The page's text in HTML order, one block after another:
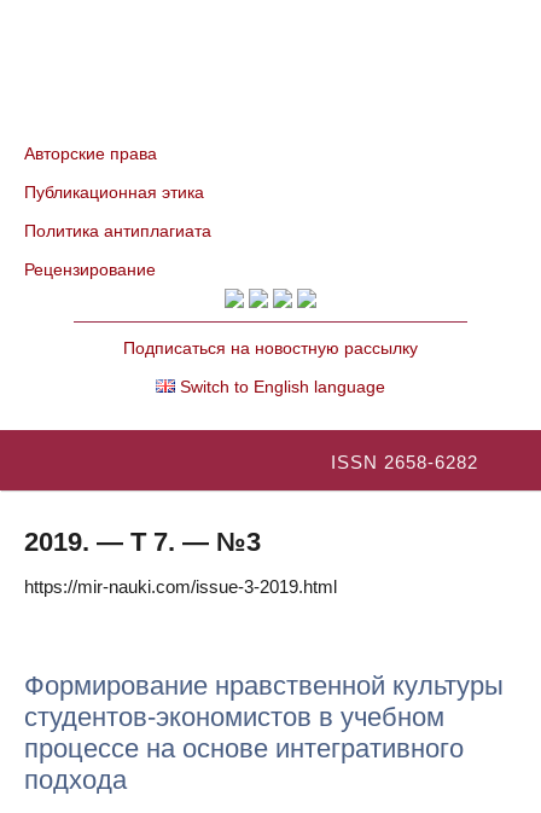
Авторские права
Публикационная этика
Политика антиплагиата
Рецензирование
Подписаться на новостную рассылку
Switch to English language
ISSN 2658-6282
2019. — Т 7. — №3
https://mir-nauki.com/issue-3-2019.html
Формирование нравственной культуры
студентов-экономистов в учебном
процессе на основе интегративного
подхода